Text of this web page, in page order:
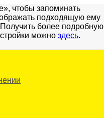
чтобы запоминать
подходящую ему
более подробную
можно здесь.